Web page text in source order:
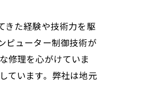
きた経験や技術力を駆
ピューター制御技術が
修理を心がけていま
ています。弊社は地元